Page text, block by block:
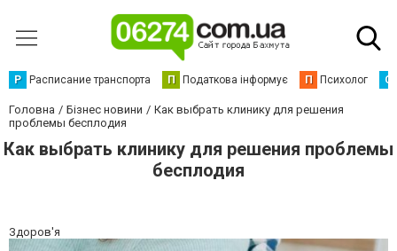
Р Расписание транспорта П Податкова інформує П Психолог С
Головна Бізнес новини
Как выбрать клинику для решения
проблемы бесплодия
Как выбрать клинику для решения проблемы
бесплодия
Здоров'я